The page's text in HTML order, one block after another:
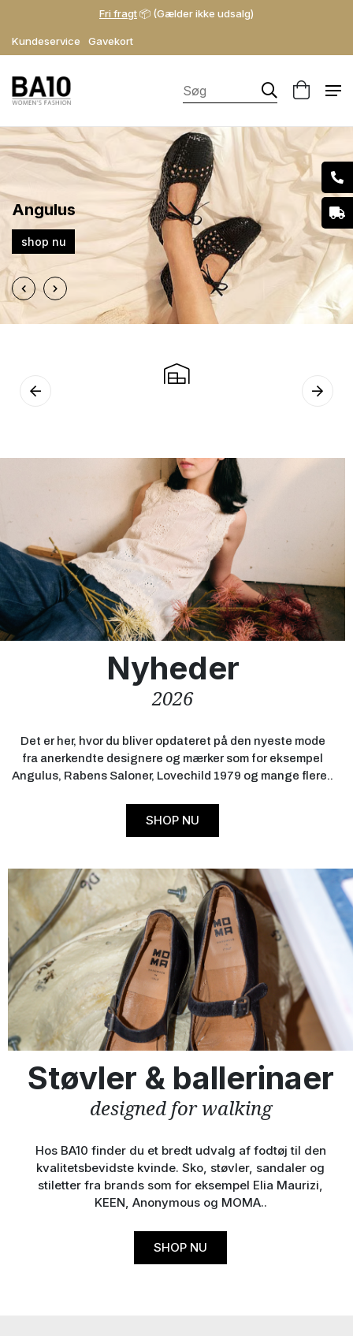
Kundeservice Gavekort
Fri fragt📦 (Gælder ikke udsalg)
Nyheder
2026
Det er her, hvor du bliver opdateret på den nyeste mode
fra anerkendte designere og mærker som for eksempel
Angulus, Rabens Saloner, Lovechild 1979 og mange flere..
SHOP NU
Støvler & ballerinaer
designed for walking
Hos BA10 finder du et bredt udvalg af fodtøj til den
kvalitetsbevidste kvinde. Sko, støvler, sandaler og
stiletter fra brands som for eksempel Elia Maurizi,
KEEN, Anonymous og MOMA..
SHOP NU